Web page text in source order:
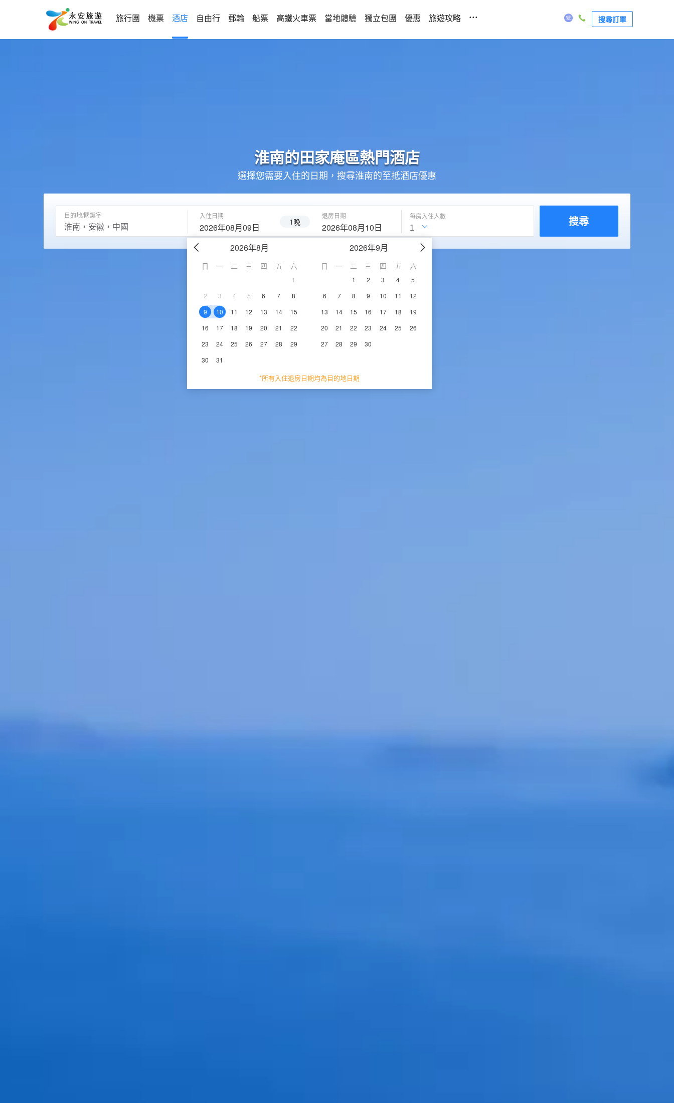
旅行團 機票 酒店 自由行 郵輪 船票 高鐵火車票 當地體驗 獨立包團 優惠 旅遊攻略 ... 搜尋訂單
淮南的田家庵區熱門酒店
選擇您需要入住的日期，搜尋淮南的至抵酒店優惠
目的地/關鍵字 入住日期
2026年08月09日 1晚
退房日期
2026年08月10日
2026年8月
日 一 二 三 四 五 六
1
2
3 4 5 6 7
8
9
10 11 12 13 14
15
16
17 18 19 20 21
22
23
24 25 26 27 28
29
30
31
2026年9月
日 一 二 三 四 五 六
1 2 3 4
5
6
7 8 9 10 11
12
13
14 15 16 17 18
19
20
21 22 23 24 25
26
27
28 29 30
*所有入住退房日期均為目的地日期
每房入住人數 搜尋